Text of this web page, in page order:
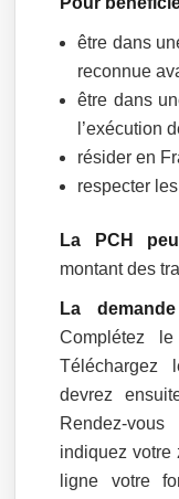
être dans
reconnue
être dans
l’exécution
résider en
respecter
La PCH
montant des
La
Complétez
Téléchargez
devrez
Rendez-
indiquez votre
ligne votre